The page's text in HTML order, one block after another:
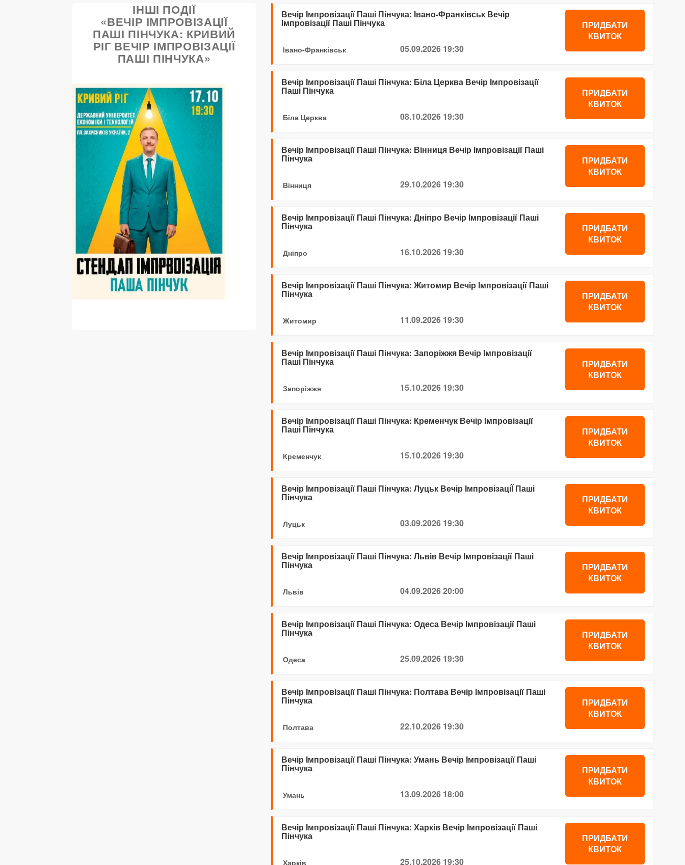
ІНШІ ПОДІЇ
«ВЕЧІР ІМПРОВІЗАЦІЇ
ПАШІ ПІНЧУКА: КРИВИЙ
РІГ ВЕЧІР ІМПРОВІЗАЦІЇ
ПАШІ ПІНЧУКА»
Вечір Імпровізації Паші Пінчука: Івано-Франківськ Вечір
Імпровізації Паші Пінчука
Івано-Франківськ 05.09.2026 19:30
ПРИДБАТИ
КВИТОК
Вечір Імпровізації Паші Пінчука: Біла Церква Вечір Імпровізації
Паші Пінчука
Біла Церква 08.10.2026 19:30
ПРИДБАТИ
КВИТОК
Вечір Імпровізації Паші Пінчука: Вінниця Вечір Імпровізації Паші
Пінчука
Вінниця 29.10.2026 19:30
ПРИДБАТИ
КВИТОК
Вечір Імпровізації Паші Пінчука: Дніпро Вечір Імпровізації Паші
Пінчука
Дніпро 16.10.2026 19:30
ПРИДБАТИ
КВИТОК
Вечір Імпровізації Паші Пінчука: Житомир Вечір Імпровізації Паші
Пінчука
Житомир 11.09.2026 19:30
ПРИДБАТИ
КВИТОК
Вечір Імпровізації Паші Пінчука: Запоріжжя Вечір Імпровізації
Паші Пінчука
Запоріжжя 15.10.2026 19:30
ПРИДБАТИ
КВИТОК
Вечір Імпровізації Паші Пінчука: Кременчук Вечір Імпровізації
Паші Пінчука
Кременчук 15.10.2026 19:30
ПРИДБАТИ
КВИТОК
Вечір Імпровізації Паші Пінчука: Луцьк Вечір ІмпровізаціЇ Паші
Пінчука
Луцьк 03.09.2026 19:30
ПРИДБАТИ
КВИТОК
Вечір Імпровізації Паші Пінчука: Львів Вечір Імпровізації Паші
Пінчука
Львів 04.09.2026 20:00
ПРИДБАТИ
КВИТОК
Вечір Імпровізації Паші Пінчука: Одеса Вечір Імпровізації Паші
Пінчука
Одеса 25.09.2026 19:30
ПРИДБАТИ
КВИТОК
Вечір Імпровізації Паші Пінчука: Полтава Вечір Імпровізації Паші
Пінчука
Полтава 22.10.2026 19:30
ПРИДБАТИ
КВИТОК
Вечір Імпровізації Паші Пінчука: Умань Вечір Імпровізації Паші
Пінчука
Умань 13.09.2026 18:00
ПРИДБАТИ
КВИТОК
Вечір Імпровізації Паші Пінчука: Харків Вечір Імпровізації Паші
Пінчука
Харків 25.10.2026 19:30
ПРИДБАТИ
КВИТОК